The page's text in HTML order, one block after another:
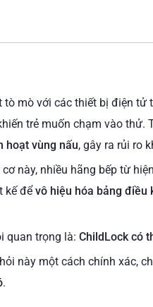
tò mò với các thiết bị điện
trẻ muốn chạm vào thử.
hoạt vùng nấu, gây ra rủi ro
này, nhiều hãng bếp từ
kế đểvô hiệu hóa bảng điều
quan trọng là: ChildLock có
này một cách chính xác,
.